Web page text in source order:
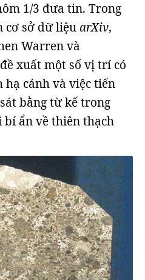
1/3 đưa tin. Trong
cơ sở dữ liệuarXiv,
Warren và
xuất một số vị trí có
cánh và việc tiến
bằng từ kế trong
ẩn về thiên thạch